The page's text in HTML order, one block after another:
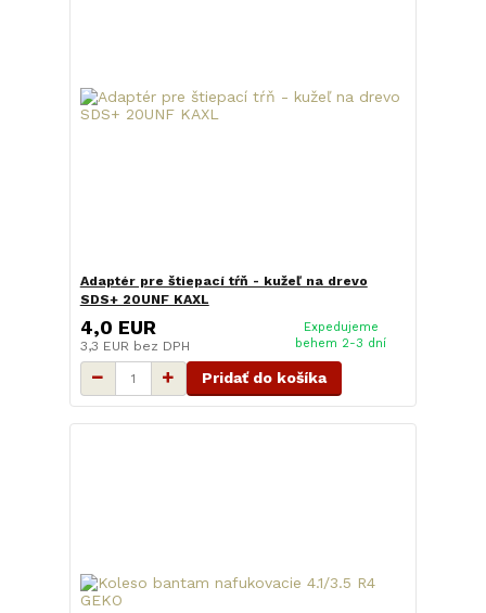
Adaptér pre štiepací tŕň - kužeľ na drevo
SDS+ 20UNF KAXL
4,0 EUR
3,3 EUR bez DPH
Expedujeme
behem 2-3 dní
Pridať do košíka